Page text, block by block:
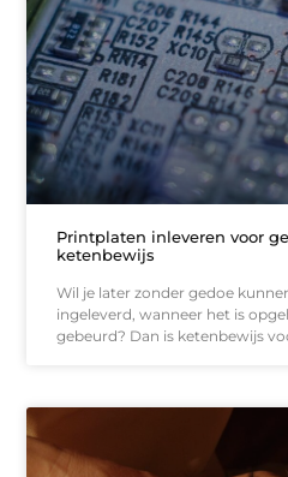
Printplaten inleveren voor
ketenbewijs
Wil je later zonder gedoe
ingeleverd, wanneer het is
gebeurd? Dan is ketenbewijs